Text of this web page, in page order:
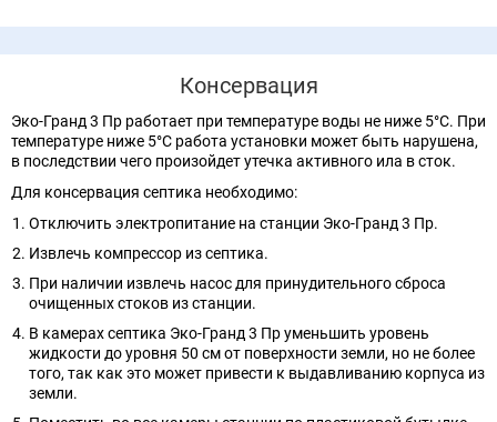
Консервация
Эко-Гранд 3 Пр работает при температуре воды не ниже 5°C. При
температуре ниже 5°C работа установки может быть нарушена,
в последствии чего произойдет утечка активного ила в сток.
Для консервация септика необходимо:
Отключить электропитание на станции Эко-Гранд 3 Пр.
Извлечь компрессор из септика.
При наличии извлечь насос для принудительного сброса
очищенных стоков из станции.
В камерах септика Эко-Гранд 3 Пр уменьшить уровень
жидкости до уровня 50 см от поверхности земли, но не более
того, так как это может привести к выдавливанию корпуса из
земли.